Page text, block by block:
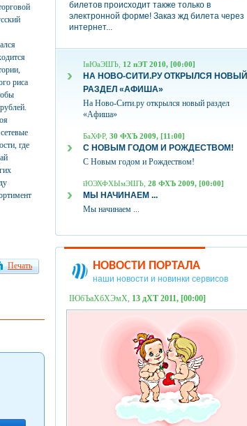
риса
где
Печать
билетов происходит также только в
электронной форме! Заказ жд билета через
интернет...
ІвЮаЭШЪ, 12 пЭТ 2010, [00:00]
НА НОВО-СИТИ.РУ ОТКРЫЛСЯ НОВЫЙ
РАЗДЕЛ «АФИША»
На Ново-Сити.ру открылся новый раздел
«Афиша»
БаХФР, 30 ФХЪ 2009, [11:00]
С НОВЫМ ГОДОМ И РОЖДЕСТВОМ!
С Новым годом и Рождеством!
їЮЭХФХЫмЭШЪ, 28 ФХЪ 2009, [00:00]
МЫ НАЧИНАЕМ ...
Мы начинаем ...
НОВОСТИ ПОРТАЛА
наши новости и новинки сервисов
ІЮбЪаХбХЭмХ, 13 дХТ 2011, [00:00]